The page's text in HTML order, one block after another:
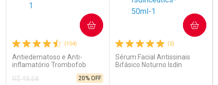
Comprar sem Desconto
Por R$ 29,90/cada
Comprar sem Desconto
Por R$ 29,90/cada
(154)
Antiedematoso e Anti-
inflamatório Trombofob
R$ 48,68
20% OFF
COMPRAR
(2)
Sérum Facial Antissinais
Bifásico Noturno Isdin
COMPRAR